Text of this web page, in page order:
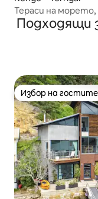
Тераси на морето,
океана
Подходящи
Избор на гостите
Избор на гостите